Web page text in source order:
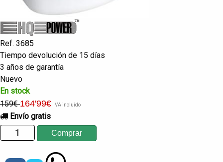
Ref. 3685
Tiempo devolución de 15 días
3 años de garantía
Nuevo
En stock
159€164'99€ IVA incluido
Envío gratis